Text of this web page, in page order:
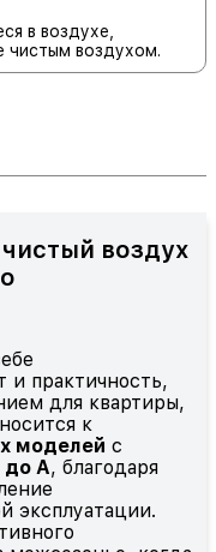
в воздухе,
чистым воздухом.
воздух
и практичность,
для квартиры,
к
моделей с
до A, благодаря
эксплуатации.